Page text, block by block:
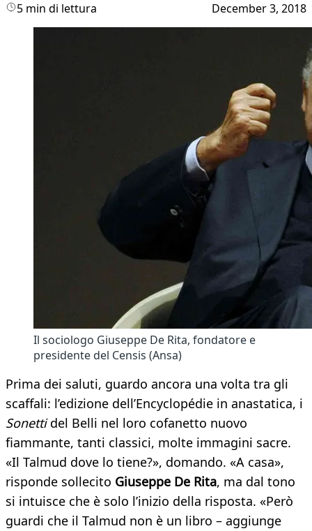
5 min di lettura December 3, 2018
Il sociologo Giuseppe De Rita, fondatore e
presidente del Censis (Ansa)
Prima dei saluti, guardo ancora una volta tra gli
scaffali: l’edizione dell’Encyclopédie in anastatica, i
Sonettidel Belli nel loro cofanetto nuovo
fiammante, tanti classici, molte immagini sacre.
«Il Talmud dove lo tiene?», domando. «A casa»,
risponde sollecito Giuseppe De Rita, ma dal tono
si intuisce che è solo l’inizio della risposta. «Però
guardi che il Talmud non è un libro – aggiunge